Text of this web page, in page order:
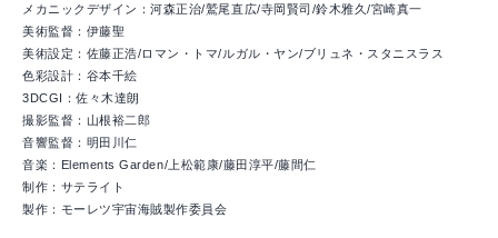
メカニックデザイン：河森正治/鷲尾直広/寺岡賢司/鈴木雅久/宮崎真一
美術監督：伊藤聖
美術設定：佐藤正浩/ロマン・トマ/ルガル・ヤン/ブリュネ・スタニスラス
色彩設計：谷本千絵
3DCGI：佐々木達朗
撮影監督：山根裕二郎
音響監督：明田川仁
音楽：Elements Garden/上松範康/藤田淳平/藤間仁
制作：サテライト
製作：モーレツ宇宙海賊製作委員会